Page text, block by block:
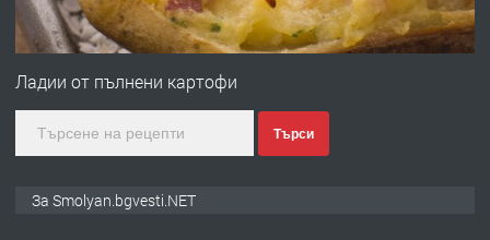
ПРЕДЛАГА Имот в Северна Гърция, до Кавала
Ладии от пълнени картофи
Търси
За Smolyan.bgvesti.NET